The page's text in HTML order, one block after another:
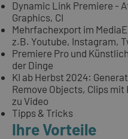
Dynamic Link Premiere -
Graphics, CI
Mehrfachexport im
z.B. Youtube, Instagram,
Premiere Pro und
der Dinge
KI ab Herbst 2024:
Remove Objects, Clips
zu Video
Tipps & Tricks
Ihre Vorteile